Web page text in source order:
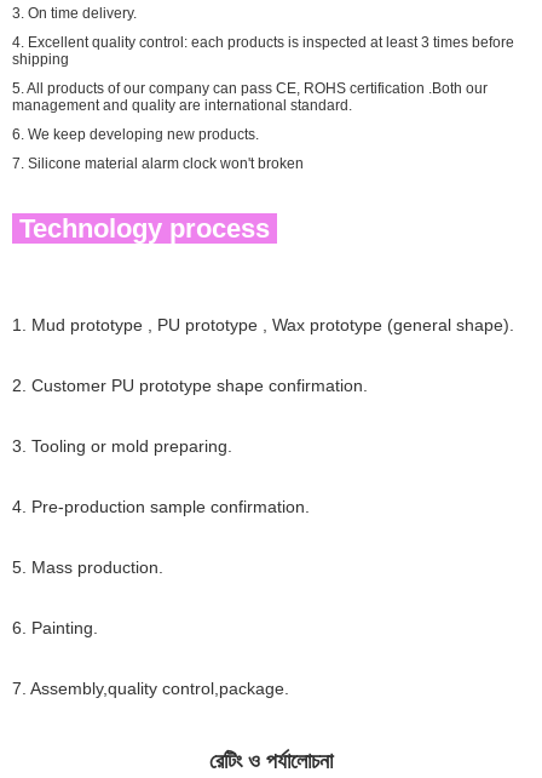
3. On time delivery.
4. Excellent quality control: each products is inspected at least 3 times before
shipping
5. All products of our company can pass CE, ROHS certification .Both our
management and quality are international standard.
6. We keep developing new products.
7. Silicone material alarm clock won't broken
Technology process
1 Mud prototype , PU prototype , Wax prototype (general shape)
2. Customer PU prototype shape confirmation
3. Tooling or mold preparing
4. Pre-production sample confirmation
5. Mass production.
6. Painting.
7. Assembly,quality control,package.
রেটিং ও পর্যালোচনা